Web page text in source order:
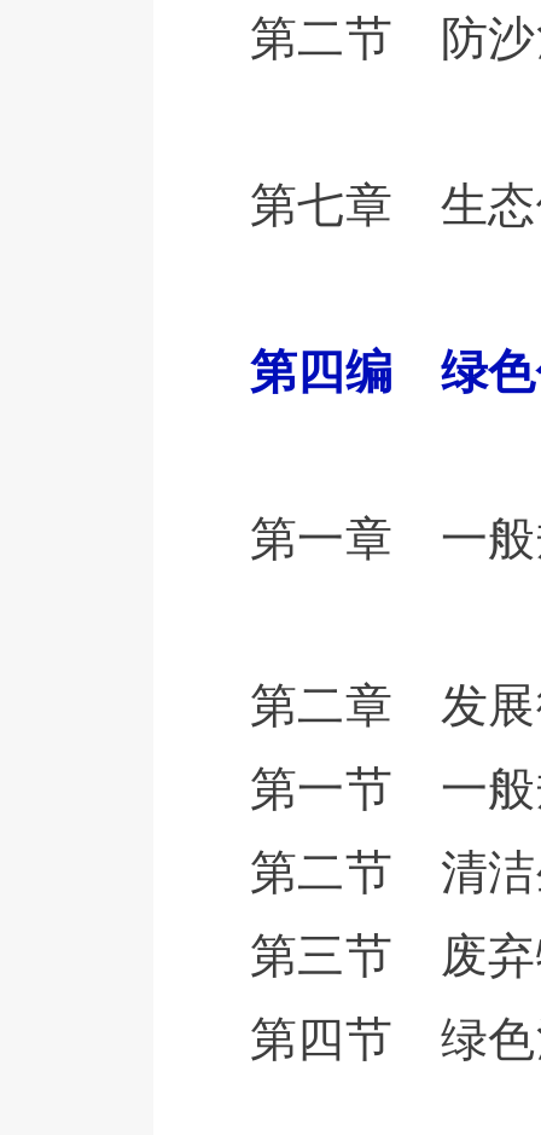
第二节 防沙
第七章 生态
第四编 绿色
第一章 一般
第二章 发展
第一节 一般
第二节 清洁
第三节 废弃
第四节 绿色